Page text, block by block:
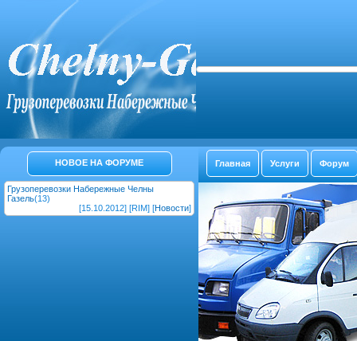
НОВОЕ НА ФОРУМЕ
Грузоперевозки Набережные Челны
Газель(13)
[15.10.2012] [RIM] [Новости]
Главная Услуги Форум